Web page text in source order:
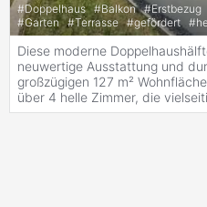
#Doppelhaus #Balkon #Erstbezug
#Garten #Terrasse #gefördert #
Diese moderne
neuwertige Ausstattung und
großzügigen 127 m²
über 4 helle Zimmer, die